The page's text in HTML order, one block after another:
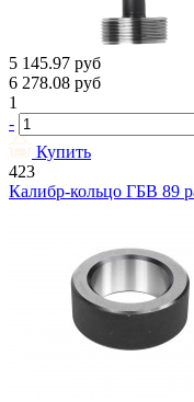
5 145.97 руб
6 278.08 руб
1
-
Купить
423
Калибр-кольцо ГБВ 89